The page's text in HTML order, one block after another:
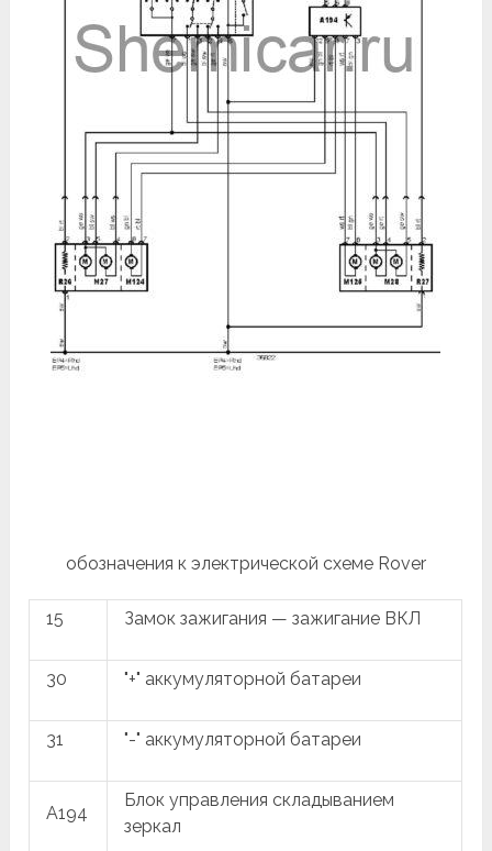
обозначения к электрической схеме Rover
15 Замок зажигания — зажигание ВКЛ
30 "+" аккумуляторной батареи
31 "-" аккумуляторной батареи
A194
Блок управления складыванием
зеркал